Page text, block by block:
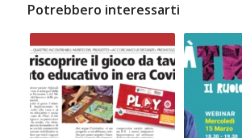
Potrebbero interessarti